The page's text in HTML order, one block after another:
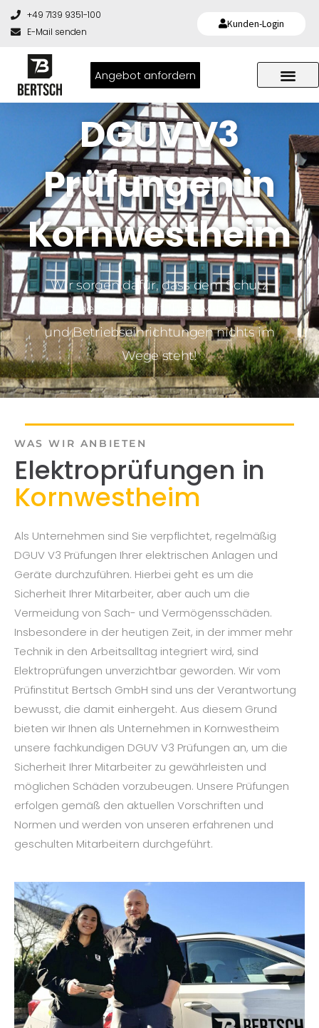
Kunden-Login
+49 7139 9351-100
E-Mail senden
Angebot anfordern
DGUV V3
Prüfungen in
Kornwestheim
Wir sorgen dafür, dass dem Schutz
und der Sicherheit Ihrer Mitarbeiter
und Betriebseinrichtungen nichts im
Wege steht!
WAS WIR ANBIETEN
Elektroprüfungen in
Kornwestheim
Als Unternehmen sind Sie verpflichtet, regelmäßig
DGUV V3 Prüfungen Ihrer elektrischen Anlagen und
Geräte durchzuführen. Hierbei geht es um die
Sicherheit Ihrer Mitarbeiter, aber auch um die
Vermeidung von Sach- und Vermögensschäden.
Insbesondere in der heutigen Zeit, in der immer mehr
Technik in den Arbeitsalltag integriert wird, sind
Elektroprüfungen unverzichtbar geworden. Wir vom
Prüfinstitut Bertsch GmbH sind uns der Verantwortung
bewusst, die damit einhergeht. Aus diesem Grund
bieten wir Ihnen als Unternehmen in Kornwestheim
unsere fachkundigen DGUV V3 Prüfungen an, um die
Sicherheit Ihrer Mitarbeiter zu gewährleisten und
möglichen Schäden vorzubeugen. Unsere Prüfungen
erfolgen gemäß den aktuellen Vorschriften und
Normen und werden von unseren erfahrenen und
geschulten Mitarbeitern durchgeführt.